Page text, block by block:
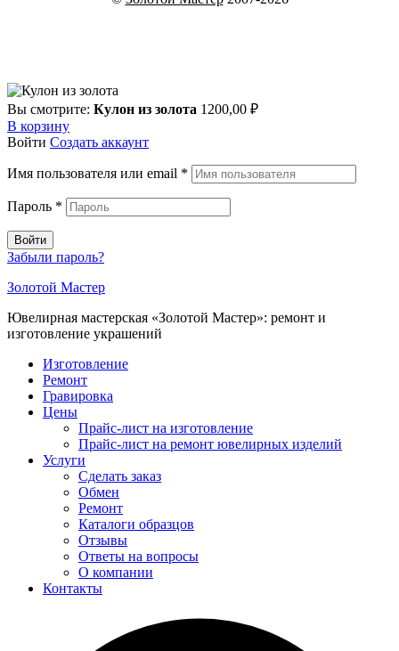
Вы смотрите: Кулон из золота 1200,00 ₽
В корзину
Войти Создать аккаунт
Имя пользователя или email *
Пароль *
Войти
Забыли пароль?
Золотой Мастер
Ювелирная мастерская «Золотой Мастер»: ремонт и
изготовление украшений
Изготовление
Ремонт
Гравировка
Цены
Прайс-лист на изготовление
Прайс-лист на ремонт ювелирных изделий
Услуги
Сделать заказ
Обмен
Ремонт
Каталоги образцов
Отзывы
Ответы на вопросы
О компании
Контакты